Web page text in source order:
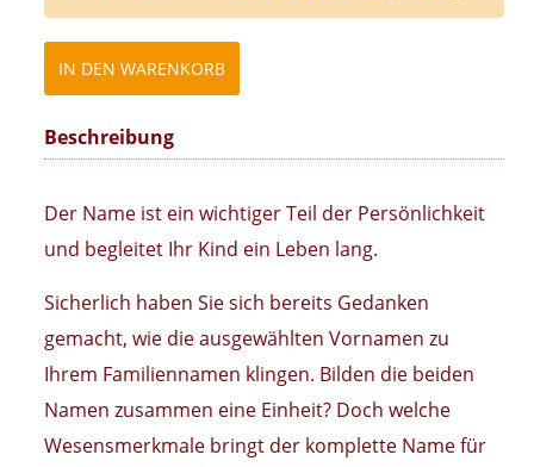
Beschreibung
Der Name ist ein wichtiger Teil der Persönlichkeit
und begleitet Ihr Kind ein Leben lang.
Sicherlich haben Sie sich bereits Gedanken
gemacht, wie die ausgewählten Vornamen zu
Ihrem Familiennamen klingen. Bilden die beiden
Namen zusammen eine Einheit? Doch welche
Wesensmerkmale bringt der komplette Name für